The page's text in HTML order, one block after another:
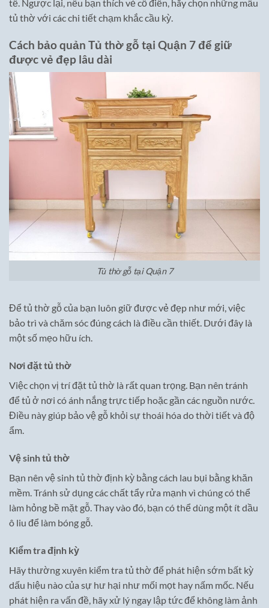
tế. Ngược lại, nếu bạn thích vẻ cổ điển, hãy chọn những mẫu
tủ thờ với các chi tiết chạm khắc cầu kỳ.
Cách bảo quản Tủ thờ gỗ tại Quận 7 để giữ
được vẻ đẹp lâu dài
Tủ thờ gỗ tại Quận 7
Để tủ thờ gỗ của bạn luôn giữ được vẻ đẹp như mới, việc
bảo trì và chăm sóc đúng cách là điều cần thiết. Dưới đây là
một số mẹo hữu ích.
Nơi đặt tủ thờ
Việc chọn vị trí đặt tủ thờ là rất quan trọng. Bạn nên tránh
để tủ ở nơi có ánh nắng trực tiếp hoặc gần các nguồn nước.
Điều này giúp bảo vệ gỗ khỏi sự thoái hóa do thời tiết và độ
ẩm.
Vệ sinh tủ thờ
Bạn nên vệ sinh tủ thờ định kỳ bằng cách lau bụi bằng khăn
mềm. Tránh sử dụng các chất tẩy rửa mạnh vì chúng có thể
làm hỏng bề mặt gỗ. Thay vào đó, bạn có thể dùng một ít dầu
ô liu để làm bóng gỗ.
Kiểm tra định kỳ
Hãy thường xuyên kiểm tra tủ thờ để phát hiện sớm bất kỳ
dấu hiệu nào của sự hư hại như mối mọt hay nấm mốc. Nếu
phát hiện ra vấn đề, hãy xử lý ngay lập tức để không làm ảnh